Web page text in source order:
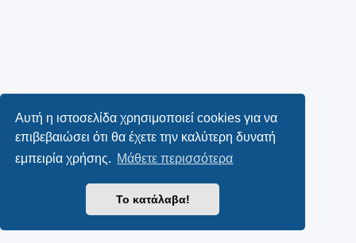
Αυτή η ιστοσελίδα χρησιμοποιεί cookies για να
επιβεβαιώσει ότι θα έχετε την καλύτερη δυνατή
εμπειρία χρήσης. Μάθετε περισσότερα
Το κατάλαβα!